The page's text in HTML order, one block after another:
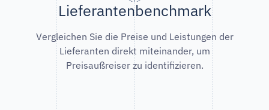
Lieferantenbenchmark
Vergleichen Sie die Preise und Leistungen der
Lieferanten direkt miteinander, um
Preisaußreiser zu identifizieren.